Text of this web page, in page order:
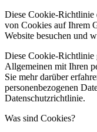
Diese Cookie-Richtlinie
von Cookies auf Ihrem
Website besuchen und
Diese Cookie-
Allgemeinen mit Ihren
Sie mehr darüber
personenbezogenen
Datenschutzrichtlinie.
Was sind Cookies?